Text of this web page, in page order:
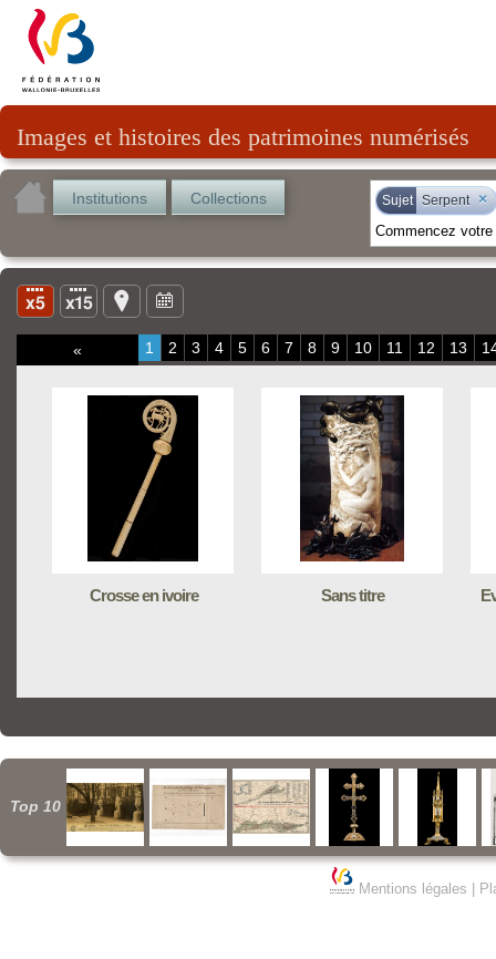
Images et histoires des patrimoines numérisés
Institutions Collections Sujet Serpent ×
« 1 2 3 4 5 6 7 8 9 10 11 12 13
Crosse en ivoire Sans titre
Top 10
Mentions légales